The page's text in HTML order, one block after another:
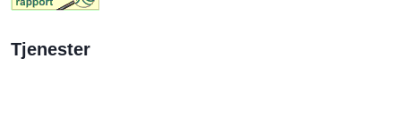
Tjenester